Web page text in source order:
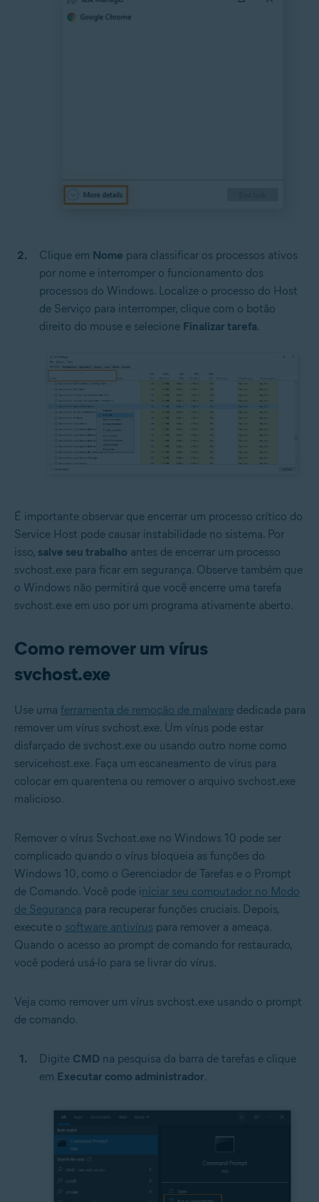
Clique em Nome para classificar os processos ativos
por nome e interromper o funcionamento dos
processos do Windows. Localize o processo do Host
de Serviço para interromper, clique com o botão
direito do mouse e selecione Finalizar tarefa.
É importante observar que encerrar um processo crítico do
Service Host pode causar instabilidade no sistema. Por
isso, salve seu trabalho antes de encerrar um processo
svchost.exe para ficar em segurança. Observe também que
o Windows não permitirá que você encerre uma tarefa
svchost.exe em uso por um programa ativamente aberto.
Como remover um vírus
svchost.exe
Use uma ferramenta de remoção de malware dedicada para
remover um vírus svchost.exe. Um vírus pode estar
disfarçado de svchost.exe ou usando outro nome como
servicehost.exe. Faça um escaneamento de vírus para
colocar em quarentena ou remover o arquivo svchost.exe
malicioso.
Remover o vírus Svchost.exe no Windows 10 pode ser
complicado quando o vírus bloqueia as funções do
Windows 10, como o Gerenciador de Tarefas e o Prompt
de Comando. Você pode iniciar seu computador no Modo
de Segurança para recuperar funções cruciais. Depois,
execute o software antivírus para remover a ameaça.
Quando o acesso ao prompt de comando for restaurado,
você poderá usá-lo para se livrar do vírus.
Veja como remover um vírus svchost.exe usando o prompt
de comando.
Digite CMD na pesquisa da barra de tarefas e clique
em Executar como administrador.